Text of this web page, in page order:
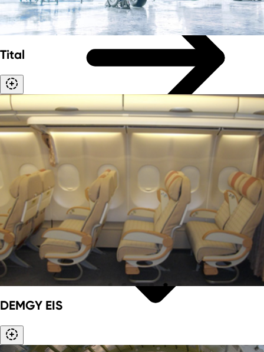
Tital
DEMGY EIS